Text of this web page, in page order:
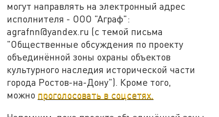
могут направлять на электронный адрес
исполнителя - ООО "Аграф":
agrafnn@yandex.ru (с темой письма
"Общественные обсуждения по проекту
объединённой зоны охраны объектов
культурного наследия исторической части
города Ростов-на-Дону"). Кроме того,
можно проголосовать в соцсетях.